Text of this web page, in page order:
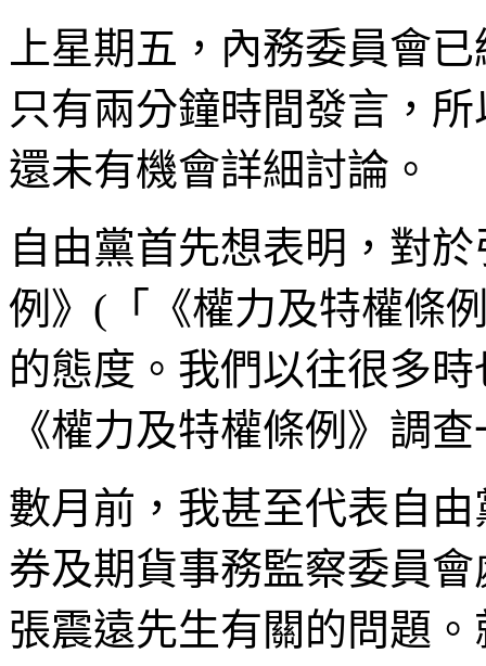
上星期五，內務委員會
只有兩分鐘時間發言，
還未有機會詳細討論。
自由黨首先想表明，對
例》(「《權力及特權條
的態度。我們以往很多
《權力及特權條例》調
數月前，我甚至代表自
券及期貨事務監察委員
張震遠先生有關的問題